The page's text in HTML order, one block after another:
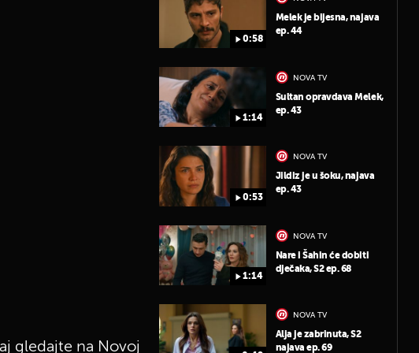
gledajte na Novoj
0:58
Melek je bijesna, najava
ep. 44
1:14
NOVA TV
Sultan opravdava Melek,
ep. 43
0:53
NOVA TV
Jildiz je u šoku, najava
ep. 43
1:14
NOVA TV
Nare i Šahin će dobiti
dječaka, S2 ep. 68
NOVA TV
Alja je zabrinuta, S2
najava ep. 69